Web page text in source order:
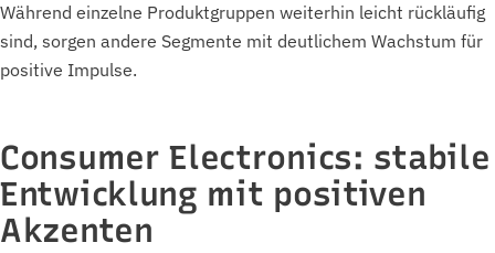
Während einzelne Produktgruppen weiterhin leicht rückläufig
sind, sorgen andere Segmente mit deutlichem Wachstum für
positive Impulse.
Consumer Electronics: stabile
Entwicklung mit positiven
Akzenten